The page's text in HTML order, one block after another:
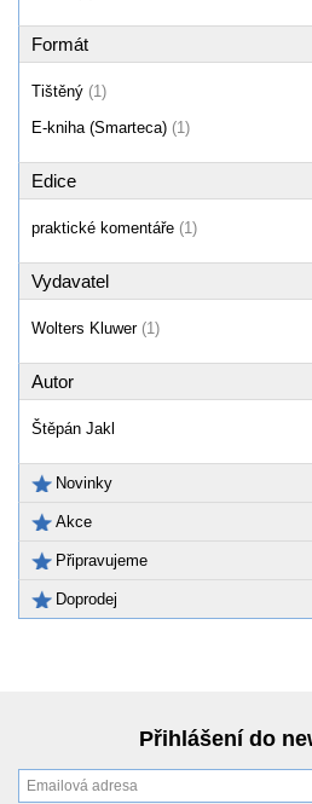
Formát
Tištěný (1)
E-kniha (Smarteca) (1)
Edice
praktické komentáře (1)
Vydavatel
Wolters Kluwer (1)
Autor
Štěpán Jakl
Novinky
Akce
Připravujeme
Doprodej
Přihlášení do